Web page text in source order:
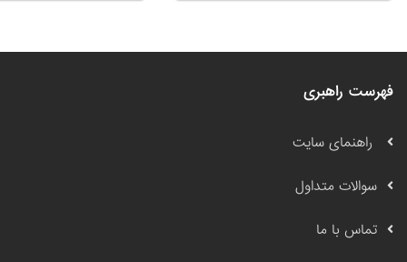
فهرست راهبری
راهنمای سایت
سوالات متداول
تماس با ما